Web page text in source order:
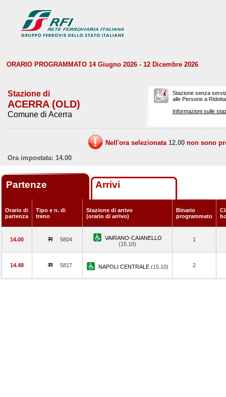
ORARIO PROGRAMMATO 14 Giugno 2026 - 12 Dicembre 2026
Stazione di
ACERRA (OLD)
Comune di Acerra
Stazione senza
alle Persone a
Informazioni sulle
Nell'ora selezionata 12.00 non sono
Ora impostata: 14.00
Partenze Arrivi
Orario di
partenza
Tipo e n. di
treno
Stazione di arrivo
(orario di arrivo)
Binario
programmato
14.00 5804
VAIRANO-CAIANELLO
(15.10)
1
14.48 5817 NAPOLI CENTRALE (15.10) 2